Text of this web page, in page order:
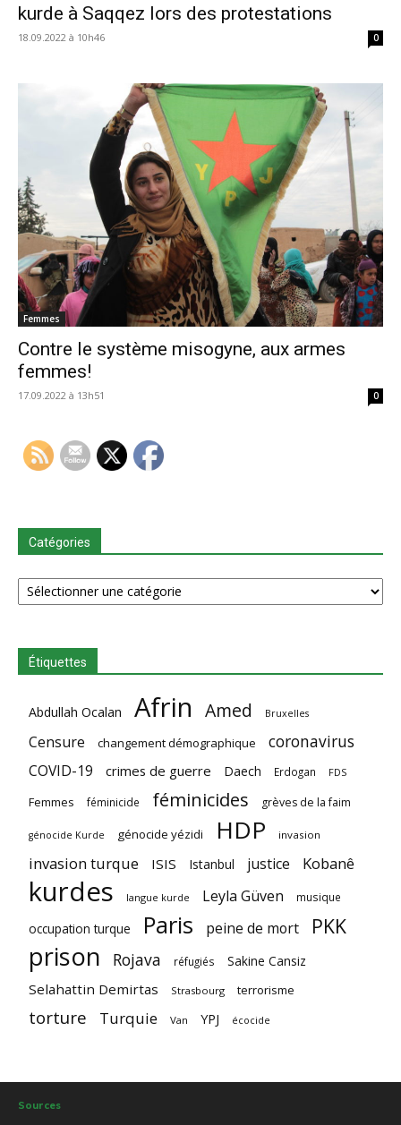
kurde à Saqqez lors des protestations
18.09.2022 à 10h46 0
Femmes
Contre le système misogyne, aux armes
femmes!
17.09.2022 à 13h51 0
Catégories
Catégories
Étiquettes
Abdullah Ocalan Afrin Amed Bruxelles
Censure changement démographique coronavirus
COVID-19 crimes de guerre Daech Erdogan FDS
Femmes féminicide féminicides grèves de la faim
génocide Kurde génocide yézidi HDP invasion
invasion turque ISIS Istanbul justice Kobanê
kurdes langue kurde Leyla Güven musique
occupation turque Paris peine de mort PKK
prison Rojava réfugiés Sakine Cansiz
Selahattin Demirtas Strasbourg terrorisme
torture Turquie Van YPJ écocide
Sources